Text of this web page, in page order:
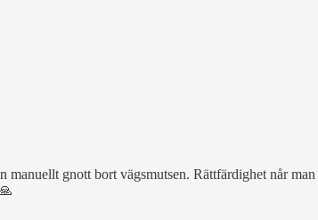
manuellt gnott bort vägsmutsen. Rättfärdighet når